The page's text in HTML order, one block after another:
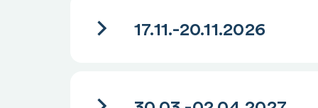
17.11.-20.11.2026